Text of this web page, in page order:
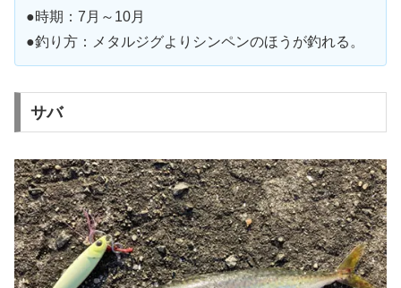
●時期：7月～10月
●釣り方：メタルジグよりシンペンのほうが釣れる。
サバ